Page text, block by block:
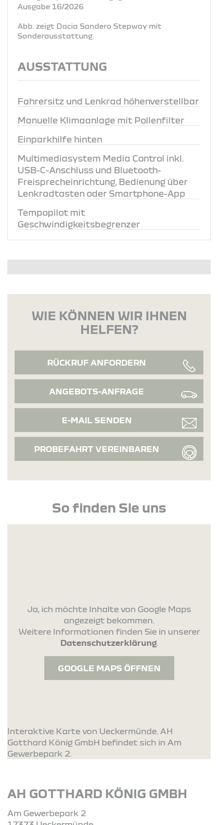
Ausgabe 16/2026
Abb. zeigt Dacia Sandero Stepway mit
Sonderausstattung.
AUSSTATTUNG
Fahrersitz und Lenkrad höhenverstellbar
Manuelle Klimaanlage mit Pollenfilter
Einparkhilfe hinten
Multimediasystem Media Control inkl.
USB-C-Anschluss und Bluetooth-
Freisprecheinrichtung, Bedienung über
Lenkradtasten oder Smartphone-App
Tempopilot mit
Geschwindigkeitsbegrenzer
WIE KÖNNEN WIR IHNEN
HELFEN?
RÜCKRUF ANFORDERN
ANGEBOTS-ANFRAGE
E-MAIL SENDEN
PROBEFAHRT VEREINBAREN
So finden Sie uns
Ja, ich möchte Inhalte von Google Maps
angezeigt bekommen.
Weitere Informationen finden Sie in unserer
Datenschutzerklärung.
GOOGLE MAPS ÖFFNEN
Interaktive Karte von Ueckermünde. AH
Gotthard König GmbH befindet sich in Am
Gewerbepark 2.
AH GOTTHARD KÖNIG GMBH
Am Gewerbepark 2